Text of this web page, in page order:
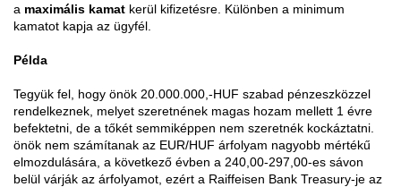
a maximális kamat kerül kifizetésre. Különben a minimum
kamatot kapja az ügyfél.
Példa
Tegyük fel, hogy önök 20.000.000,-HUF szabad pénzeszközzel
rendelkeznek, melyet szeretnének magas hozam mellett 1 évre
befektetni, de a tőkét semmiképpen nem szeretnék kockáztatni.
önök nem számítanak az EUR/HUF árfolyam nagyobb mértékű
elmozdulására, a következő évben a 240,00-297,00-es sávon
belül várják az árfolyamot, ezért a Raiffeisen Bank Treasury-je az